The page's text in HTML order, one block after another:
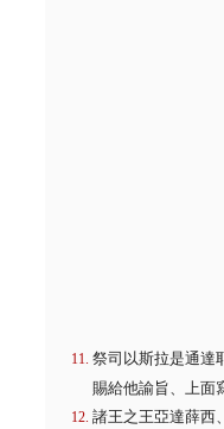
祭司以斯拉是通達
賜給他諭旨、上面
諸王之王亞達薛